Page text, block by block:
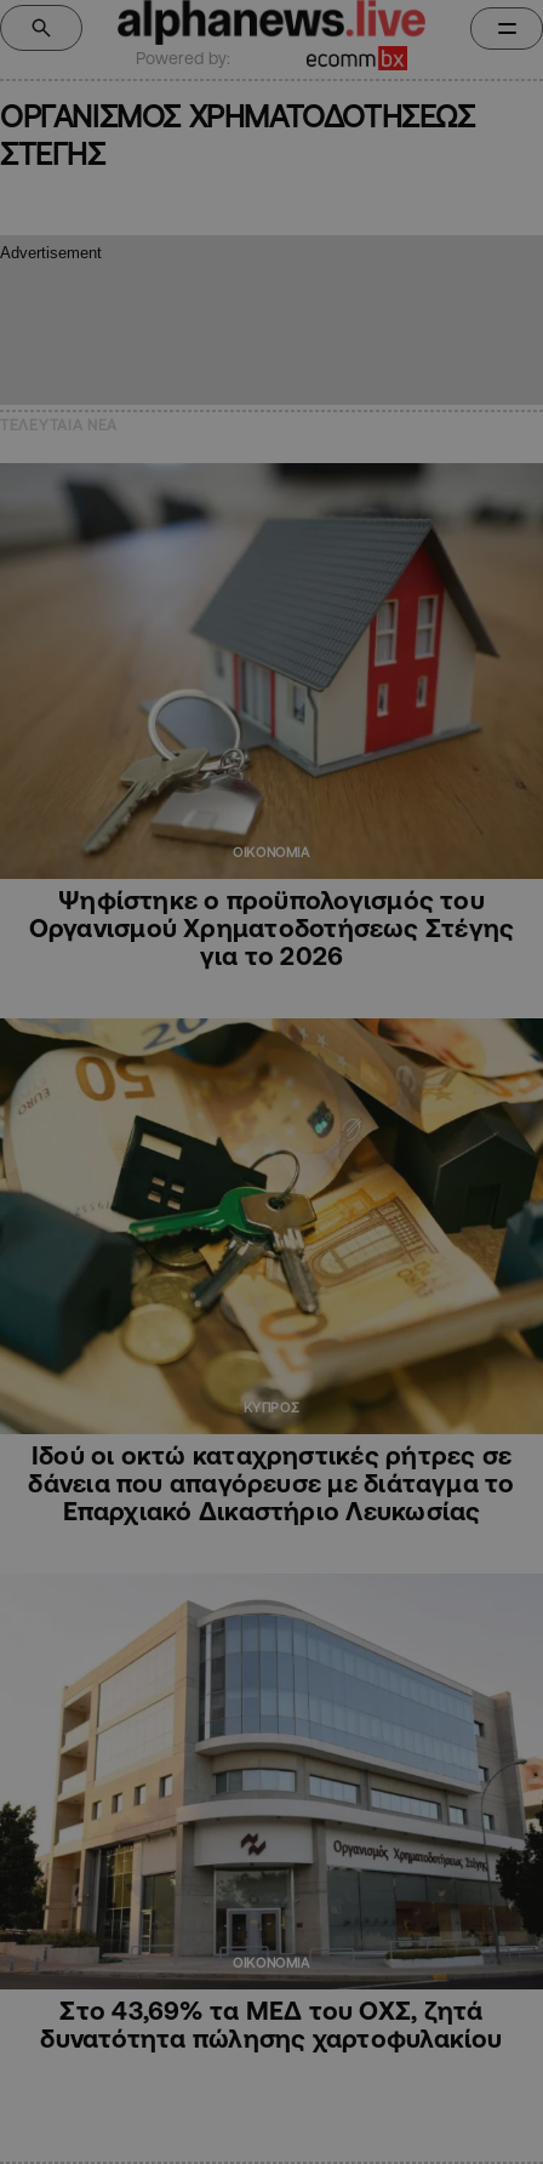
Powered by:
ΟΡΓΑΝΙΣΜΟΣ ΧΡΗΜΑΤΟΔΟΤΗΣΕΩΣ
ΣΤΕΓΗΣ
ΟΙΚΟΝΟΜΙΑ
Ψηφίστηκε ο προϋπολογισμός του
Οργανισμού Χρηματοδοτήσεως Στέγης
για το 2026
ΚΥΠΡΟΣ
Ιδού οι οκτώ καταχρηστικές ρήτρες σε
δάνεια που απαγόρευσε με διάταγμα το
Επαρχιακό Δικαστήριο Λευκωσίας
ΟΙΚΟΝΟΜΙΑ
Στο 43,69% τα ΜΕΔ του ΟΧΣ, ζητά
δυνατότητα πώλησης χαρτοφυλακίου